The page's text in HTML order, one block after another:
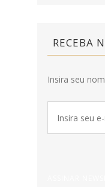
RECEBA